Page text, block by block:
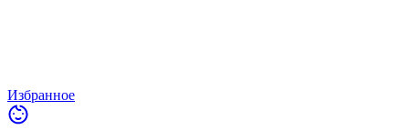
Избранное